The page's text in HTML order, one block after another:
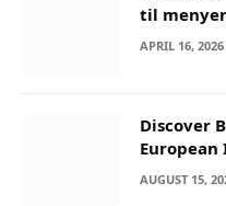
til
APRIL 16, 2026
Discover
European
AUGUST 15,